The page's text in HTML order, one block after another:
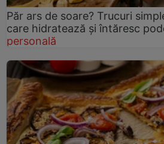
Păr ars de soare? Trucuri
care hidratează și întăresc
personală